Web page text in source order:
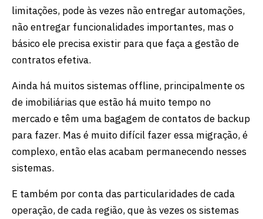
limitações, pode às vezes não entregar automações,
não entregar funcionalidades importantes, mas o
básico ele precisa existir para que faça a gestão de
contratos efetiva.
Ainda há muitos sistemas offline, principalmente os
de imobiliárias que estão há muito tempo no
mercado e têm uma bagagem de contatos de backup
para fazer. Mas é muito difícil fazer essa migração, é
complexo, então elas acabam permanecendo nesses
sistemas.
E também por conta das particularidades de cada
operação, de cada região, que às vezes os sistemas